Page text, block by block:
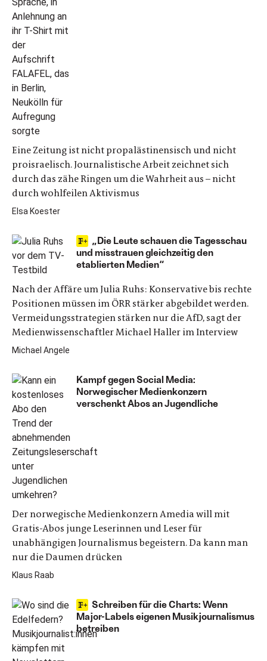
Eine Zeitung ist nicht propalästinensisch und nicht
proisraelisch. Journalistische Arbeit zeichnet sich
durch das zähe Ringen um die Wahrheit aus – nicht
durch wohlfeilen Aktivismus
Elsa Koester
„Die Leute schauen die Tagesschau
und misstrauen gleichzeitig den
etablierten Medien“
Nach der Affäre um Julia Ruhs: Konservative bis rechte
Positionen müssen im ÖRR stärker abgebildet werden.
Vermeidungsstrategien stärken nur die AfD, sagt der
Medienwissenschaftler Michael Haller im Interview
Michael Angele
Kampf gegen Social Media:
Norwegischer Medienkonzern
verschenkt Abos an Jugendliche
Der norwegische Medienkonzern Amedia will mit
Gratis-Abos junge Leserinnen und Leser für
unabhängigen Journalismus begeistern. Da kann man
nur die Daumen drücken
Klaus Raab
Schreiben für die Charts: Wenn
Major-Labels eigenen Musikjournalismus
betreiben